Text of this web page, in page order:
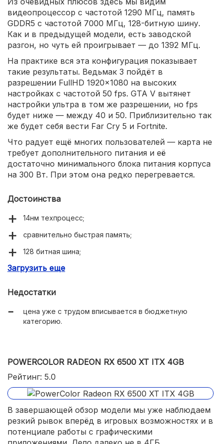
видеопроцессор с частотой 1290 МГц, память
GDDR5 с частотой 7000 МГц, 128-битную шину.
Как и в предыдущей модели, есть заводской
разгон, но чуть ей проигрывает — до 1392 МГц.
На практике вся эта конфигурация показывает
такие результаты. Ведьмак 3 пойдёт в
разрешении FullHD 1920×1080 на высоких
настройках с частотой 50 fps. GTA V вытянет
настройки ультра в том же разрешении, но fps
будет ниже — между 40 и 50. Приблизительно так
же будет себя вести Far Cry 5 и Fortnite.
Что радует ещё многих пользователей — карта не
требует дополнительного питания и её
достаточно минимального блока питания корпуса
на 300 Вт. При этом она редко перегревается.
Достоинства
14нм техпроцесс;
сравнительно быстрая память;
128 битная шина;
потенциал разгона;
Загрузить еще
Недостатки
цена уже с трудом вписывается в бюджетную
категорию.
POWERCOLOR RADEON RX 6500 XT ITX 4GB
Рейтинг: 5.0
В завершающей обзор модели мы уже наблюдаем
резкий рывок вперёд в игровых возможностях и в
потенциале работы с графическими